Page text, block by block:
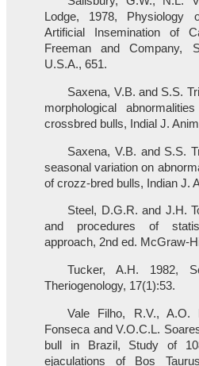
Lodge, 1978, Physiology
Artificial Insemination of
Freeman and Company,
U.S.A., 651.
Saxena, V.B. and S.S.
morphological
crossbred bulls, Indial J.
Saxena, V.B. and S.S.
seasonal variation on
of crozz-bred bulls, Indian J.
Steel, D.G.R. and J.H.
and procedures of
approach, 2nd ed. McGraw-
Tucker, A.H. 1982,
Theriogenology, 17(1):53.
Vale Filho, R.V., A.O.
Fonseca and V.O.C.L.
bull in Brazil, Study of
ejaculations of Bos